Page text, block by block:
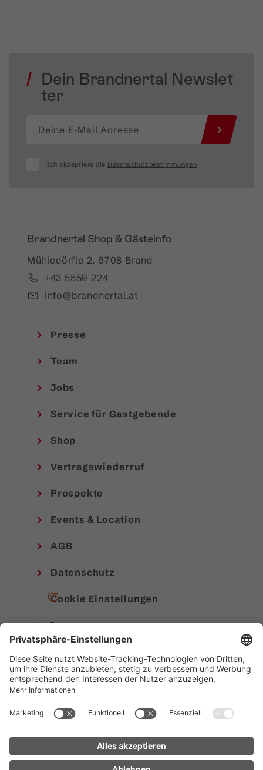
Dein Brandnertal Newslet
ter
Ich akzeptiere die Datenschutzbestimmungen
Brandnertal Shop & Gästeinfo
Mühledörfle 2, 6708 Brand
+43 5559 224
info@brandnertal.at
Presse
Team
Jobs
Service für Gastgebende
Shop
Vertragswiederruf
Prospekte
Events & Location
AGB
Datenschutz
Cookie Einstellungen
Impressum